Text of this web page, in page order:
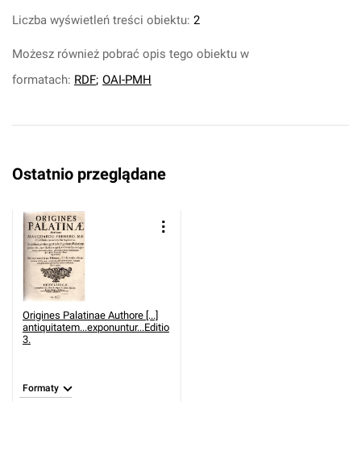
Liczba wyświetleń treści obiektu: 2
Możesz również pobrać opis tego obiektu w
formatach: RDF; OAI-PMH
Ostatnio przeglądane
Origines Palatinae Authore [...]
antiquitatem...exponuntur...Editio
3.
Formaty